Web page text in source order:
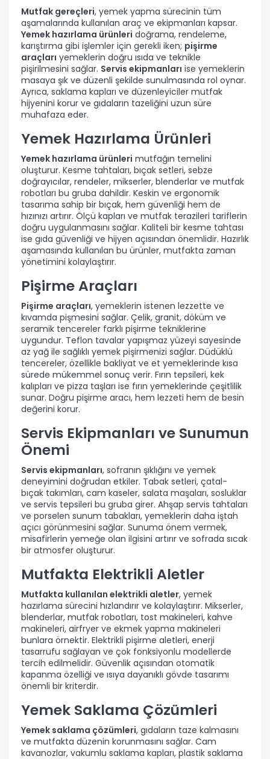
Mutfak gereçleri, yemek yapma sürecinin tüm
aşamalarında kullanılan araç ve ekipmanları kapsar.
Yemek hazırlama ürünleri doğrama, rendeleme,
karıştırma gibi işlemler için gerekli iken; pişirme
araçları yemeklerin doğru ısıda ve teknikle
pişirilmesini sağlar. Servis ekipmanları ise yemeklerin
masaya şık ve düzenli şekilde sunulmasında rol oynar.
Ayrıca, saklama kapları ve düzenleyiciler mutfak
hijyenini korur ve gıdaların tazeliğini uzun süre
muhafaza eder.
Yemek Hazırlama Ürünleri
Yemek hazırlama ürünleri mutfağın temelini
oluşturur. Kesme tahtaları, bıçak setleri, sebze
doğrayıcılar, rendeler, mikserler, blenderlar ve mutfak
robotları bu gruba dahildir. Keskin ve ergonomik
tasarıma sahip bir bıçak, hem güvenliği hem de
hızınızı artırır. Ölçü kapları ve mutfak terazileri tariflerin
doğru uygulanmasını sağlar. Kaliteli bir kesme tahtası
ise gıda güvenliği ve hijyen açısından önemlidir. Hazırlık
aşamasında kullanılan bu ürünler, mutfakta zaman
yönetimini kolaylaştırır.
Pişirme Araçları
Pişirme araçları, yemeklerin istenen lezzette ve
kıvamda pişmesini sağlar. Çelik, granit, döküm ve
seramik tencereler farklı pişirme tekniklerine
uygundur. Teflon tavalar yapışmaz yüzeyi sayesinde
az yağ ile sağlıklı yemek pişirmenizi sağlar. Düdüklü
tencereler, özellikle bakliyat ve et yemeklerinde kısa
sürede mükemmel sonuç verir. Fırın tepsileri, kek
kalıpları ve pizza taşları ise fırın yemeklerinde çeşitlilik
sunar. Doğru pişirme aracı, hem lezzeti hem de besin
değerini korur.
Servis Ekipmanları ve Sunumun
Önemi
Servis ekipmanları, sofranın şıklığını ve yemek
deneyimini doğrudan etkiler. Tabak setleri, çatal-
bıçak takımları, cam kaseler, salata maşaları, sosluklar
ve servis tepsileri bu gruba girer. Ahşap servis tahtaları
ve porselen sunum tabakları, yemeklerin daha iştah
açıcı görünmesini sağlar. Sunuma önem vermek,
misafirlerin yemeğe olan ilgisini artırır ve sofrada sıcak
bir atmosfer oluşturur.
Mutfakta Elektrikli Aletler
Mutfakta kullanılan elektrikli aletler, yemek
hazırlama sürecini hızlandırır ve kolaylaştırır. Mikserler,
blenderlar, mutfak robotları, tost makineleri, kahve
makineleri, airfryer ve ekmek yapma makineleri
bunlara örnektir. Elektrikli pişirme aletleri, enerji
tasarrufu sağlayan ve çok fonksiyonlu modellerde
tercih edilmelidir. Güvenlik açısından otomatik
kapanma özelliği ve ısıya dayanıklı gövde tasarımı
önemli bir kriterdir.
Yemek Saklama Çözümleri
Yemek saklama çözümleri, gıdaların taze kalmasını
ve mutfakta düzenin korunmasını sağlar. Cam
kavanozlar, vakumlu saklama kapları, plastik saklama